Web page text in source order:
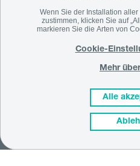
Wenn Sie der Installation
zustimmen, klicken Sie auf
markieren Sie die Arten von
Alle
Cookie-
Mehr
SUPPORT
Cookies-Datenschutz
Erklärung zur